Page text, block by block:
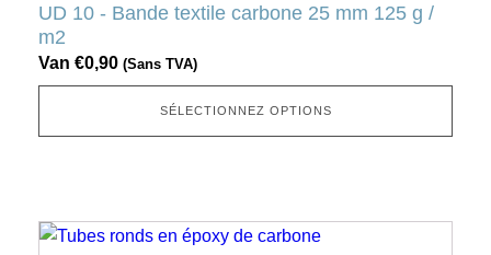
UD 10 - Bande textile carbone 25 mm 125 g /
m2
Van €0,90 (Sans TVA)
SÉLECTIONNEZ OPTIONS
variantes.
Cette
être
la
page
Ce